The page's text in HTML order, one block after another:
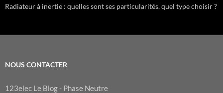
Radiateur à inertie : quelles sont ses particularités, quel type choisir ?
NOUS CONTACTER
123elec Le Blog - Phase Neutre